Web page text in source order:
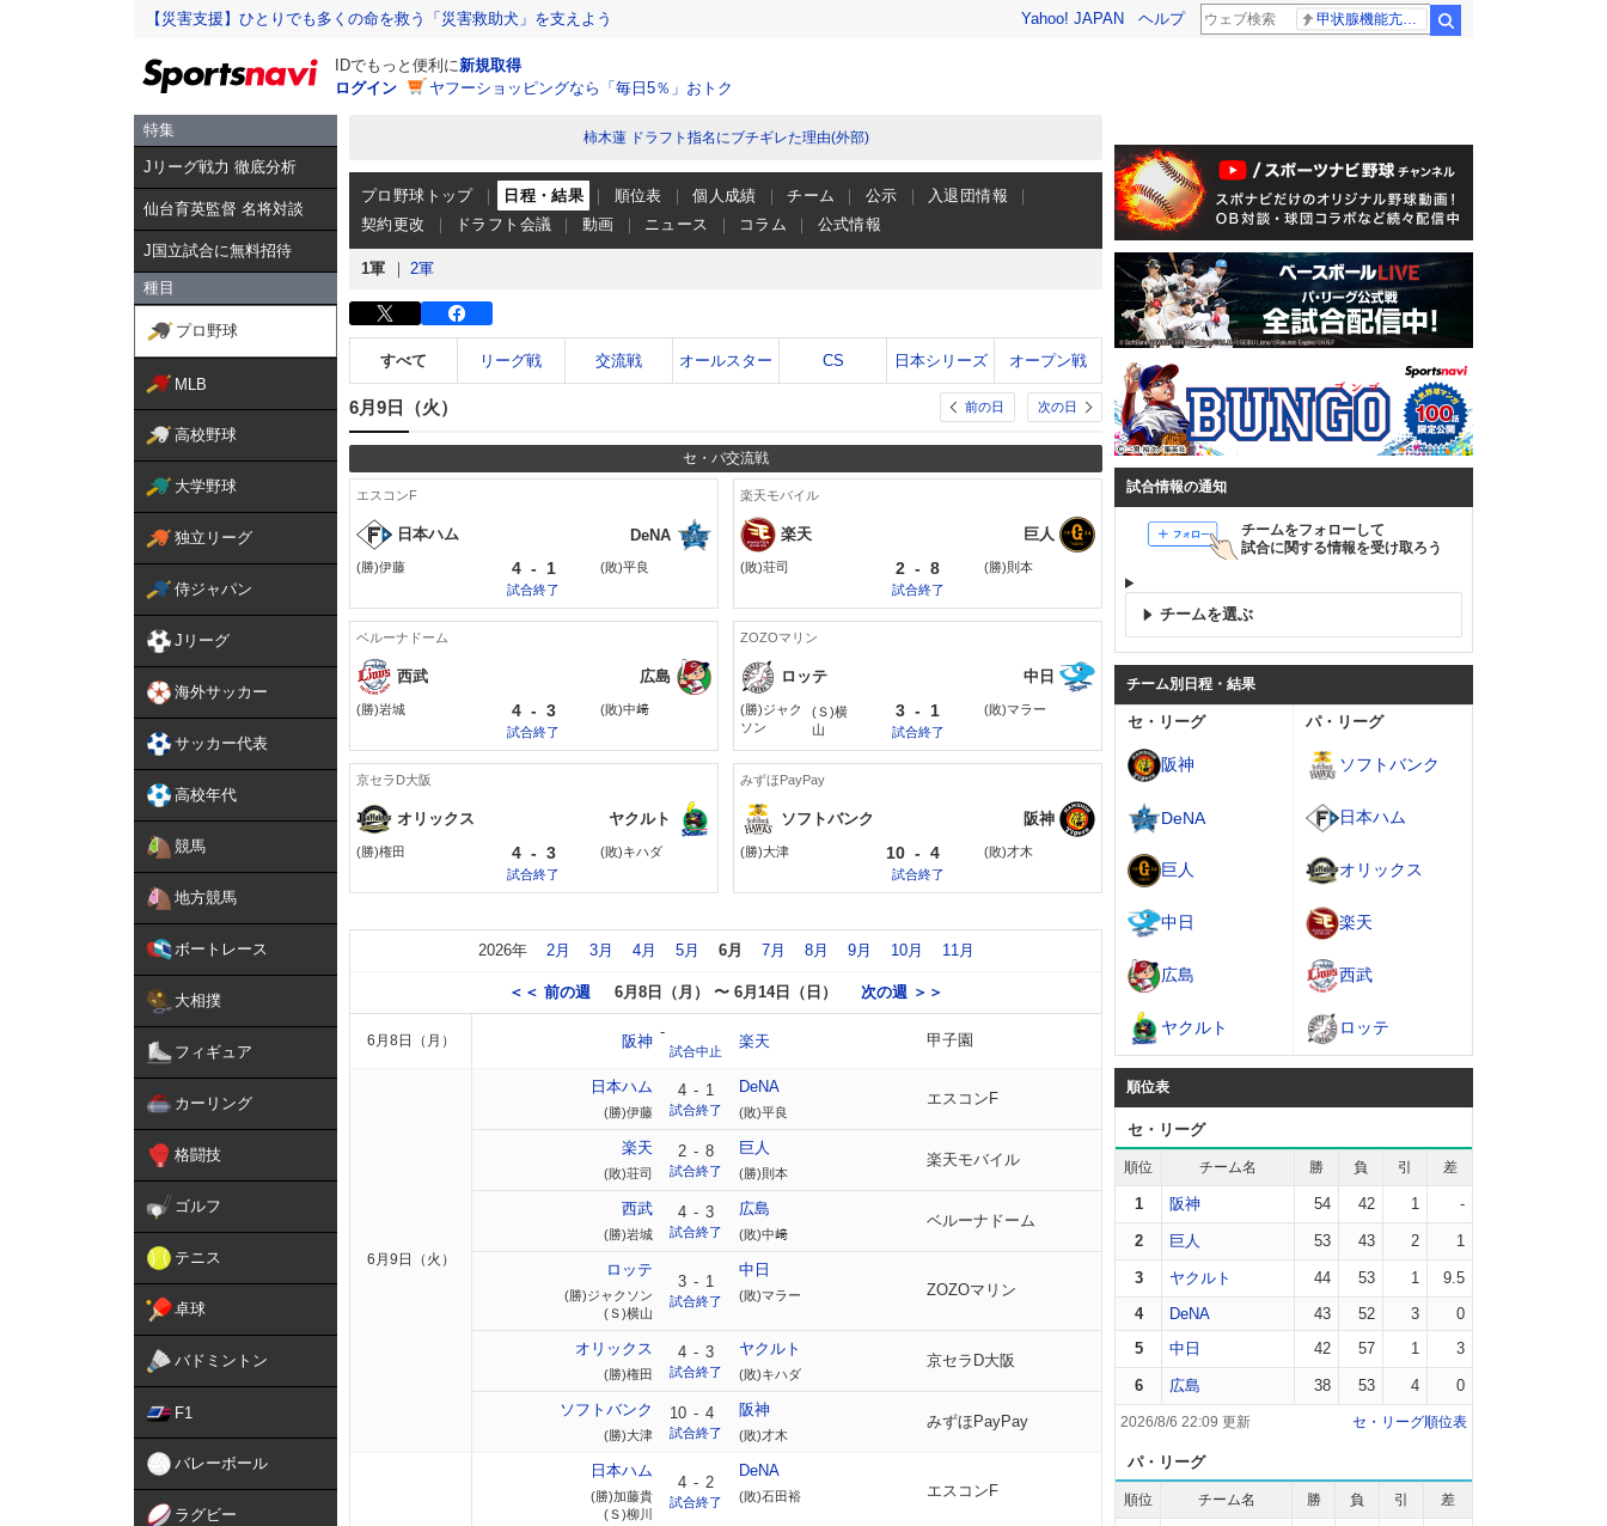
【災害支援】ひとりでも多くの命を救う「災害救助犬」を支えよう Yahoo! JAPAN ヘルプ
IDでもっと便利に新規取得
ログイン
ヤフーショッピングなら「毎日5％」おトク
特集
Jリーグ戦力 徹底分析
仙台育英監督 名将対談
J国立試合に無料招待
種目
プロ野球
MLB
高校野球
大学野球
独立リーグ
侍ジャパン
Jリーグ
海外サッカー
サッカー代表
高校年代
競馬
地方競馬
ボートレース
大相撲
フィギュア
カーリング
格闘技
ゴルフ
テニス
卓球
バドミントン
F1
バレーボール
ラグビー
柿木蓮 ドラフト指名にブチギレた理由(外部)
プロ野球トップ 日程・結果 順位表 個人成績 チーム 公示
入退団情報
契約更改
ドラフト会議 動画 ニュース コラム 公式情報
1軍 2軍
すべて リーグ戦 交流戦 オールスター CS 日本シリーズ オープン戦
6月9日（火） 前の日 次の日
セ・パ交流戦
エスコンF
日本ハム DeNA
4 - 1
試合終了
(勝)伊藤 (敗)平良
楽天モバイル
楽天 巨人
2 - 8
試合終了
(敗)荘司 (勝)則本
ベルーナドーム
西武 広島
4 - 3
試合終了
(勝)岩城 (敗)中﨑
ZOZOマリン
ロッテ 中日
3 - 1
試合終了
(勝)ジャク
ソン
(Ｓ)横
山
(敗)マラー
京セラD大阪
オリックス ヤクルト
4 - 3
試合終了
(勝)権田 (敗)キハダ
みずほPayPay
ソフトバンク 阪神
10 - 4
試合終了
(勝)大津 (敗)才木
2026年 2月 3月 4月 5月 6月 7月 8月 9月 10月 11月
＜＜ 前の週 6月8日（月） 〜 6月14日（日） 次の週 ＞＞
6月8日（月） 阪神 -
試合中止
楽天 甲子園
6月9日（火）
日本ハム
(勝)伊藤
4 - 1
試合終了
DeNA
(敗)平良
エスコンF
楽天
(敗)荘司
2 - 8
試合終了
巨人
(勝)則本
楽天モバイル
西武
(勝)岩城
4 - 3
試合終了
広島
(敗)中﨑
ベルーナドーム
ロッテ
(勝)ジャクソン
(Ｓ)横山
3 - 1
試合終了
中日
(敗)マラー ZOZOマリン
オリックス
(勝)権田
4 - 3
試合終了
ヤクルト
(敗)キハダ
京セラD大阪
ソフトバンク
(勝)大津
10 - 4
試合終了
阪神
(敗)才木
みずほPayPay
日本ハム
(勝)加藤貴
(Ｓ)柳川
4 - 2
試合終了
DeNA
(敗)石田裕 エスコンF
試合情報の通知
チームをフォローして
試合に関する情報を受け取ろう
チームを選ぶ
チーム別日程・結果
セ・リーグ
阪神
DeNA
巨人
中日
広島
ヤクルト
パ・リーグ
ソフトバンク
日本ハム
オリックス
楽天
西武
ロッテ
順位表
セ・リーグ
順位 チーム名 勝 負 引 差
1 阪神 54 42 1 -
2 巨人 53 43 2 1
3 ヤクルト 44 53 1
9.5
4
DeNA 43 52 3
0
5
中日 42 57 1 3
6 広島 38 53 4 0
2026/8/6 22:09 更新 セ・リーグ順位表
パ・リーグ
順位 チーム名 勝 負 引 差